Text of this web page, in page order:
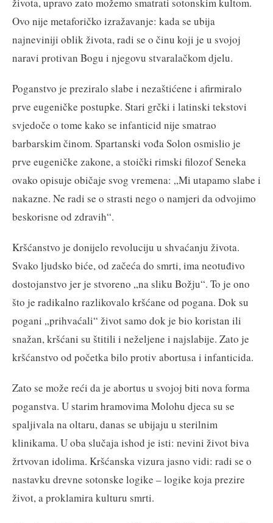
Ovo nije metaforičko izražavanje: kada se ubija
najneviniji oblik života, radi se o činu koji je u svojoj
naravi protivan Bogu i njegovu stvaralačkom djelu.
Poganstvo je preziralo slabe i nezaštićene i afirmiralo
prve eugeničke postupke. Stari grčki i latinski tekstovi
svjedoče o tome kako se infanticid nije smatrao
barbarskim činom. Spartanski vođa Solon osmislio je
prve eugeničke zakone, a stoički rimski filozof Seneka
ovako opisuje običaje svog vremena: „Mi utapamo slabe i
nakazne. Ne radi se o strasti nego o namjeri da odvojimo
beskorisne od zdravih“.
Kršćanstvo je donijelo revoluciju u shvaćanju života.
Svako ljudsko biće, od začeća do smrti, ima neotuđivo
dostojanstvo jer je stvoreno „na sliku Božju“. To je ono
što je radikalno razlikovalo kršćane od pogana. Dok su
pogani „prihvaćali“ život samo dok je bio koristan ili
snažan, kršćani su štitili i neželjene i najslabije. Zato je
kršćanstvo od početka bilo protiv abortusa i infanticida.
Zato se može reći da je abortus u svojoj biti nova forma
poganstva. U starim hramovima Molohu djeca su se
spaljivala na oltaru, danas se ubijaju u sterilnim
klinikama. U oba slučaja ishod je isti: nevini život biva
žrtvovan idolima. Kršćanska vizura jasno vidi: radi se o
nastavku drevne sotonske logike – logike koja prezire
život, a proklamira kulturu smrti.